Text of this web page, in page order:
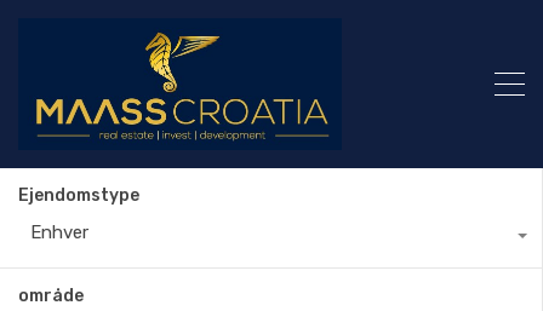
Ejendomstype
Enhver
område